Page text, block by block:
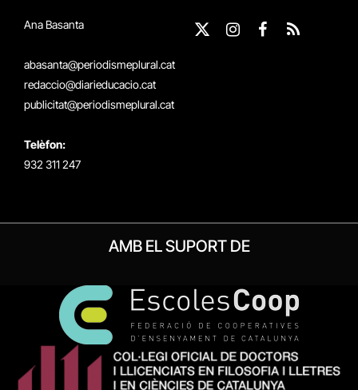
Ana Basanta
abasanta@periodismeplural.cat
redaccio@diarieducacio.cat
publicitat@periodismeplural.cat
Telèfon:
932 311 247
X
Instagram
Facebook
RSS
AMB EL SUPORT DE